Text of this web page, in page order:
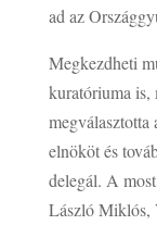
ad az
Megkezdheti
kuratóriuma is,
elnököt és
delegál. A
László Miklós,